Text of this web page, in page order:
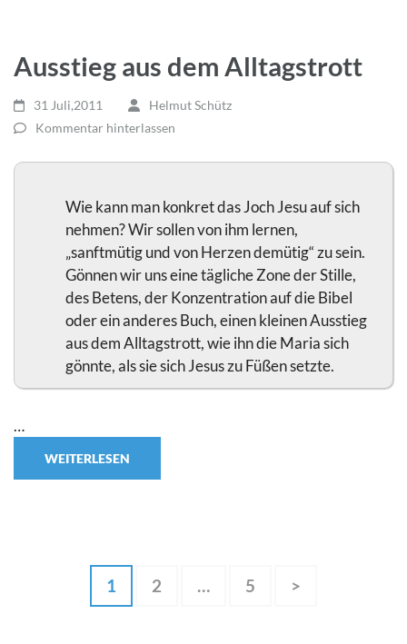
Ausstieg aus dem Alltagstrott
31 Juli,2011
Helmut Schütz
Kommentar hinterlassen
Wie kann man konkret das Joch Jesu auf sich
nehmen? Wir sollen von ihm lernen,
„sanftmütig und von Herzen demütig“ zu sein.
Gönnen wir uns eine tägliche Zone der Stille,
des Betens, der Konzentration auf die Bibel
oder ein anderes Buch, einen kleinen Ausstieg
aus dem Alltagstrott, wie ihn die Maria sich
gönnte, als sie sich Jesus zu Füßen setzte.
…
WEITERLESEN
Seitennummerierung
Seite
1 Seite
2 … Seite
5 >